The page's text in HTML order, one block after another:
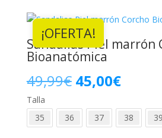
59,99€.
¡OFERTA!
Sandalias Piel marrón
Bioanatómica
49,99€ El
precio
original
45,00€El
precio
actual
Talla
35
36 37 38 39